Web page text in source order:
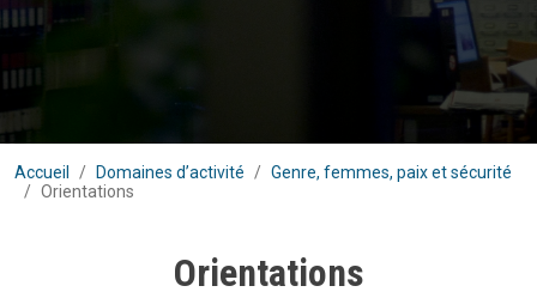
Accueil Domaines d’activité
Genre, femmes, paix et sécurité
Orientations
Orientations